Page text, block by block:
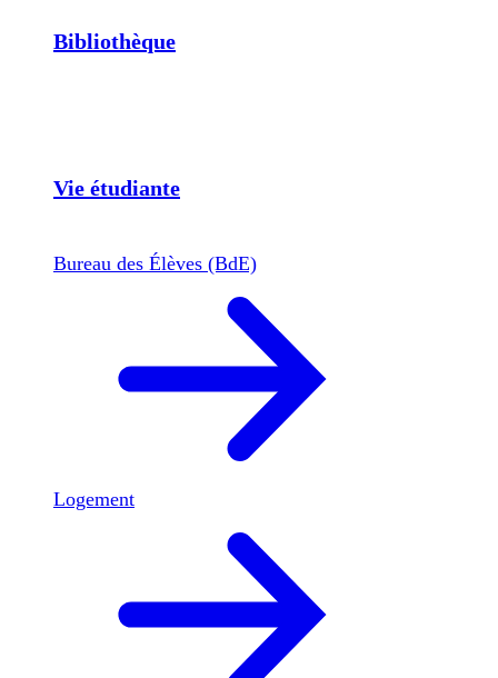
Bibliothèque
Vie étudiante
Bureau des Élèves (BdE)
Logement